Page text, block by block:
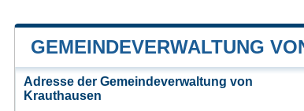
GEMEINDEVERWALTUNG
Adresse der Gemeindeverwaltung von
Krauthausen